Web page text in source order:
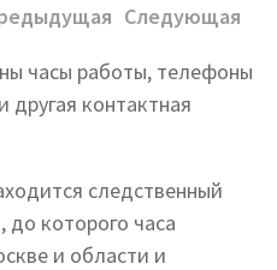
Следующая
часы работы, телефоны
другая контактная
следственный
которого часа
и области и